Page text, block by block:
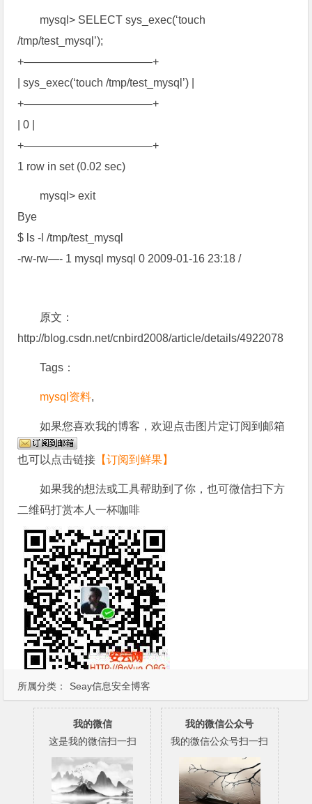
所属分类： Seay信息安全博客
mysql> SELECT sys_exec(‘touch
/tmp/test_mysql’);
+———————————–+
| sys_exec(‘touch /tmp/test_mysql’) |
+———————————–+
| 0 |
+———————————–+
1 row in set (0.02 sec)
mysql> exit
Bye
$ ls -l /tmp/test_mysql
-rw-rw—- 1 mysql mysql 0 2009-01-16 23:18 /
原文：
http://blog.csdn.net/cnbird2008/article/details/4922078
Tags：
mysql资料,
如果您喜欢我的博客，欢迎点击图片定订阅到邮箱
也可以点击链接 【订阅到鲜果】
如果我的想法或工具帮助到了你，也可微信扫下方
二维码打赏本人一杯咖啡
我的微信
这是我的微信扫一扫
我的微信公众号
我的微信公众号扫一扫